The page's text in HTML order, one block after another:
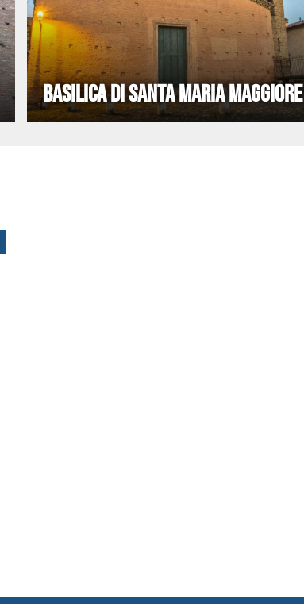
BASILICA DI SANTA MARIA MAGGIORE